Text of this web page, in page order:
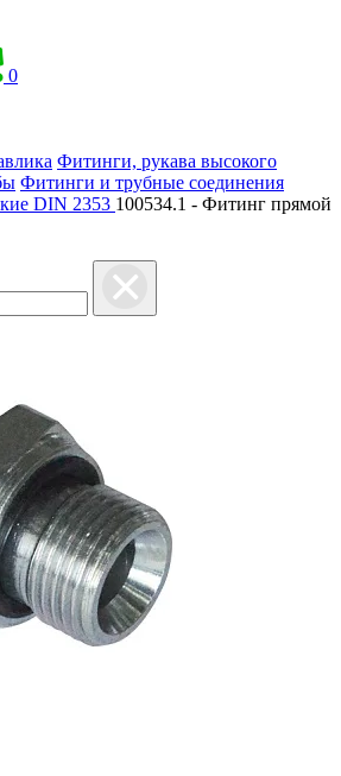
0
Фитинги, рукава высокого
Фитинги и трубные соединения
DIN 2353 100534.1 - Фитинг прямой